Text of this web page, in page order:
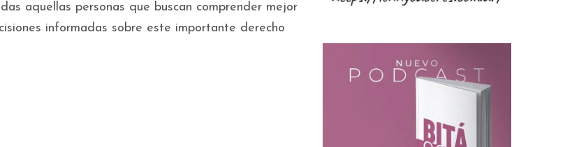
aquellas personas que buscan comprender mejor
informadas sobre este importante derecho